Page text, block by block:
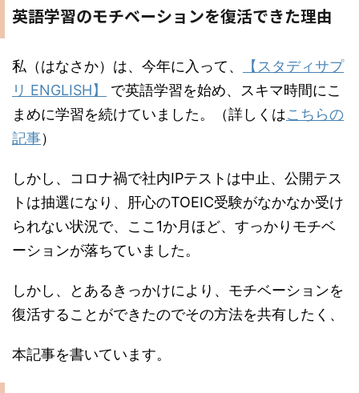
英語学習のモチベーションを復活できた理由
私（はなさか）は、今年に入って、
【スタディサプ
リ ENGLISH】
で英語学習を始め、スキマ時間にこ
まめに学習を続けていました。（詳しくはこちらの
記事）
しかし、コロナ禍で社内IPテストは中止、公開テス
トは抽選になり、肝心のTOEIC受験がなかなか受け
られない状況で、ここ1か月ほど、すっかりモチベ
ーションが落ちていました。
しかし、とあるきっかけにより、モチベーションを
復活することができたのでその方法を共有したく、
本記事を書いています。